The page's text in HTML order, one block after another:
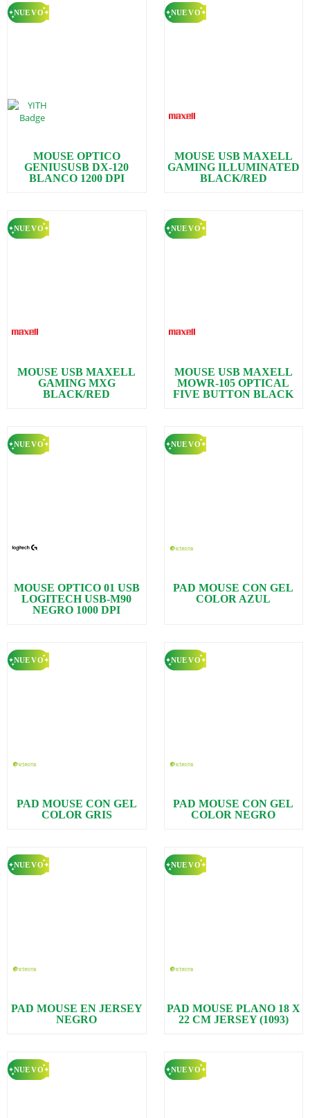
MOUSE OPTICO
GENIUSUSB DX-120
BLANCO 1200 DPI
MOUSE USB MAXELL
GAMING ILLUMINATED
BLACK/RED
MOUSE USB MAXELL
GAMING MXG
BLACK/RED
MOUSE USB MAXELL
MOWR-105 OPTICAL
FIVE BUTTON BLACK
MOUSE OPTICO 01 USB
LOGITECH USB-M90
NEGRO 1000 DPI
PAD MOUSE CON GEL
COLOR AZUL
PAD MOUSE CON GEL
COLOR GRIS
PAD MOUSE CON GEL
COLOR NEGRO
PAD MOUSE EN JERSEY
NEGRO
PAD MOUSE PLANO 18 X
22 CM JERSEY (1093)